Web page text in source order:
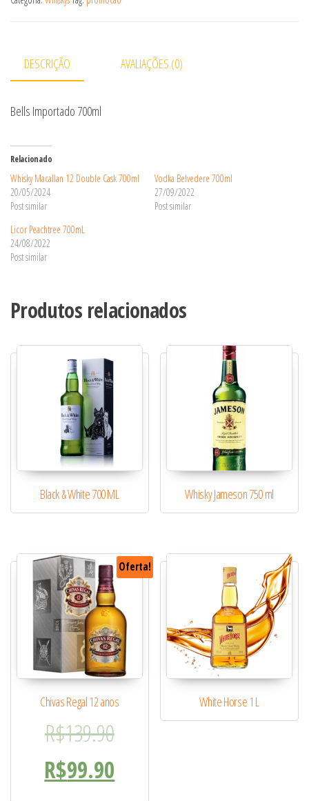
DESCRIÇÃO AVALIAÇÕES (0)
Bells Importado 700ml
Relacionado
Whisky Macallan 12 Double Cask 700ml
20/05/2024
Post similar
Vodka Belvedere 700ml
27/09/2022
Post similar
Licor Peachtree 700mL
24/08/2022
Post similar
Produtos relacionados
Black & White 700 ML Whisky Jameson 750 ml
Oferta!
Chivas Regal 12 anos
R$139.90O preço original era:
R$99.90
White Horse 1 L